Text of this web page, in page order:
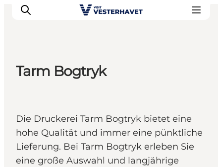
Unsere Städte
Essen & Übernachtung
Tickets kaufen
Plane deine Reise
Tarm Bogtryk
Die Druckerei Tarm Bogtryk bietet eine
hohe Qualität und immer eine pünktliche
Lieferung. Bei Tarm Bogtryk erleben Sie
eine große Auswahl und langjährige